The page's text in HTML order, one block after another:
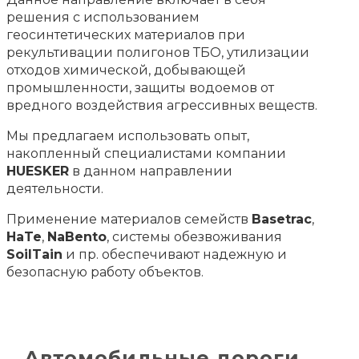
решения с использованием
геосинтетических материалов при
рекультивации полигонов ТБО, утилизации
отходов химической, добывающей
промышленности, защиты водоемов от
вредного воздействия агрессивных веществ.
Мы предлагаем использовать опыт,
накопленный специалистами компании
HUESKER в данном направлении
деятельности.
Применение материалов семейств Basetrac,
HaTe, NaBento, системы обезвоживания
SoilTain и пр. обеспечивают надежную и
безопасную работу объектов.